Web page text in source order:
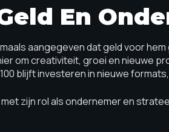
En
aangegeven dat geld voor
om creativiteit, groei en nieuwe
blijft investeren in nieuwe
zijn rol als ondernemer en